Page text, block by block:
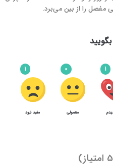
را از بین می‌برد.
1
0
معمولی
1
مفید نبود